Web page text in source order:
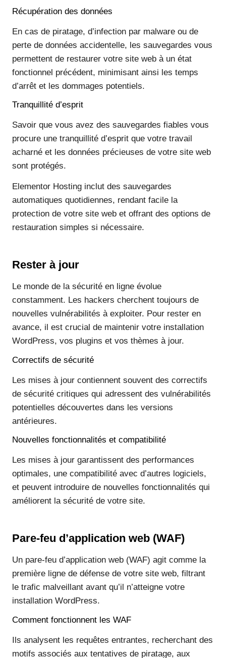
Récupération des données
En cas de piratage, d’infection par malware ou de
perte de données accidentelle, les sauvegardes vous
permettent de restaurer votre site web à un état
fonctionnel précédent, minimisant ainsi les temps
d’arrêt et les dommages potentiels.
Tranquillité d’esprit
Savoir que vous avez des sauvegardes fiables vous
procure une tranquillité d’esprit que votre travail
acharné et les données précieuses de votre site web
sont protégés.
Elementor Hosting inclut des sauvegardes
automatiques quotidiennes, rendant facile la
protection de votre site web et offrant des options de
restauration simples si nécessaire.
Rester à jour
Le monde de la sécurité en ligne évolue
constamment. Les hackers cherchent toujours de
nouvelles vulnérabilités à exploiter. Pour rester en
avance, il est crucial de maintenir votre installation
WordPress, vos plugins et vos thèmes à jour.
Correctifs de sécurité
Les mises à jour contiennent souvent des correctifs
de sécurité critiques qui adressent des vulnérabilités
potentielles découvertes dans les versions
antérieures.
Nouvelles fonctionnalités et compatibilité
Les mises à jour garantissent des performances
optimales, une compatibilité avec d’autres logiciels,
et peuvent introduire de nouvelles fonctionnalités qui
améliorent la sécurité de votre site.
Pare-feu d’application web (WAF)
Un pare-feu d’application web (WAF) agit comme la
première ligne de défense de votre site web, filtrant
le trafic malveillant avant qu’il n’atteigne votre
installation WordPress.
Comment fonctionnent les WAF
Ils analysent les requêtes entrantes, recherchant des
motifs associés aux tentatives de piratage, aux